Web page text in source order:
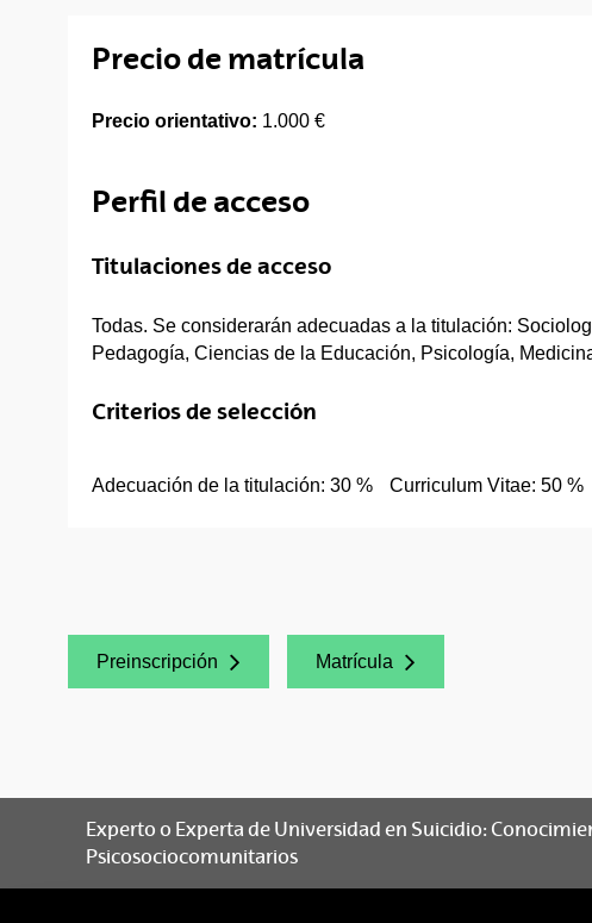
Precio de matrícula
Precio orientativo: 1.000 €
Perfil de acceso
Titulaciones de acceso
Todas. Se considerarán adecuadas a la titulación:
Pedagogía, Ciencias de la Educación, Psicología,
Criterios de selección
Adecuación de la titulación: 30 % Curriculum Vitae: 50 %
(Abre una nueva ventana)
Preinscripción
(Abre una nueva ventana)
Matrícula
Experto o Experta de Universidad en Suicidio:
Psicosociocomunitarios